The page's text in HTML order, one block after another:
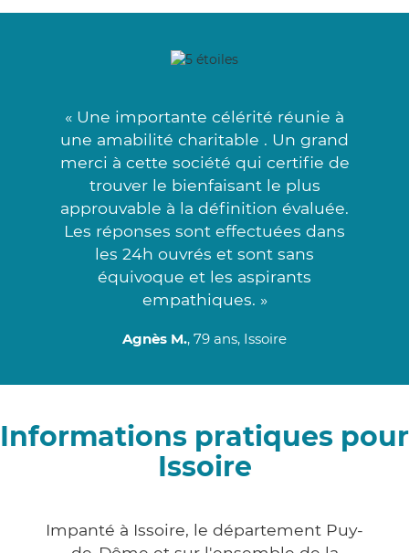
« Une importante célérité réunie à
une amabilité charitable . Un grand
merci à cette société qui certifie de
trouver le bienfaisant le plus
approuvable à la définition évaluée.
Les réponses sont effectuées dans
les 24h ouvrés et sont sans
équivoque et les aspirants
empathiques. »
Agnès M., 79 ans, Issoire
Informations pratiques pour
Issoire
Impanté à Issoire, le département Puy-